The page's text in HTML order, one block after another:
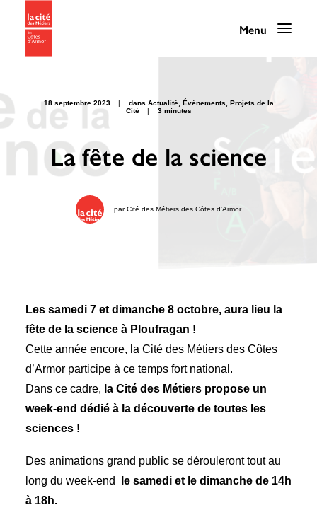
La Cité des Métiers
Nos ressources
Recherche
6 rue Camille Guérin, 22440 Ploufragan
18 septembre 2023 | dans Actualité, Événements
Projets de la
Cité
| 3 minutes
La fête de la science
parCité des Métiers des Côtes d'Armor
Les samedi 7 et dimanche 8 octobre, aura lieu la
fête de la science à Ploufragan !
Cette année encore, la Cité des Métiers des Côtes
d’Armor participe à ce temps fort national.
Dans ce cadre, la Cité des Métiers propose un
week-end dédié à la découverte de toutes les
sciences !
Des animations grand public se dérouleront tout au
long du week-end
le samedi et le dimanche de 14h
à 18h.